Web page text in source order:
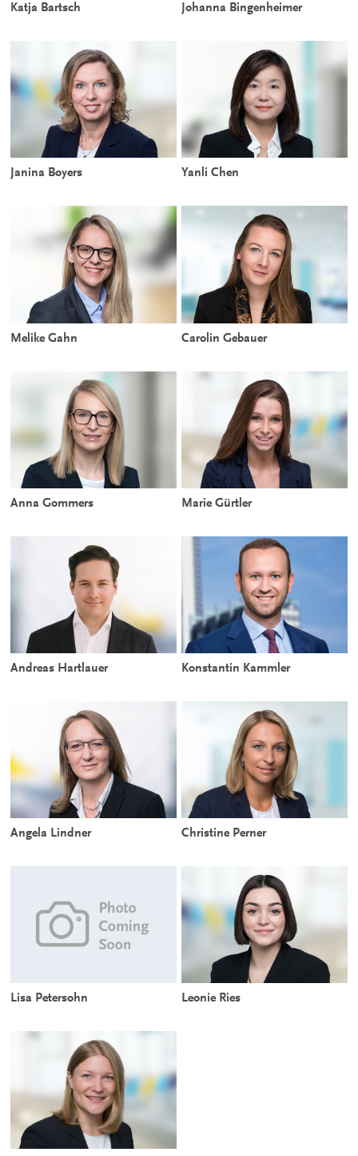
Katja Bartsch Johanna Bingenheimer
Janina Boyers Yanli Chen
Melike Gahn Carolin Gebauer
Anna Gommers Marie Gürtler
Andreas Hartlauer Konstantin Kammler
Angela Lindner Christine Perner
Lisa Petersohn Leonie Ries